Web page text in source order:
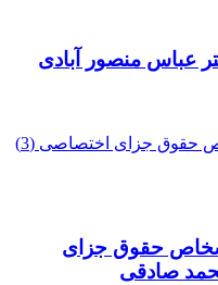
عباس منصور آبادی
حقوق جزای